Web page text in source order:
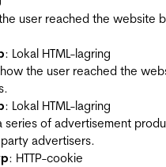
user reached the website
: Lokal HTML-lagring
the user reached the
: Lokal HTML-lagring
series of advertisement
advertisers.
: HTTP-cookie